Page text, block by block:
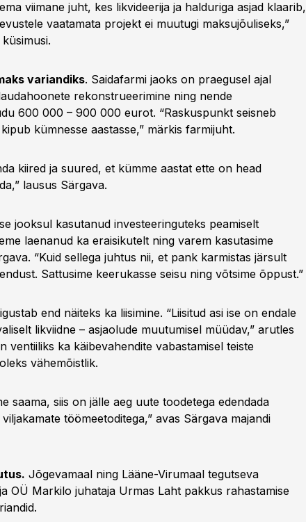
viimane juht, kes likvideerija ja halduriga asjad klaarib,
vaatamata projekt ei muutugi maksujõuliseks,”
variandiks. Saidafarmi jaoks on praegusel ajal
rekonstrueerimine ning nende
600 000 – 900 000 eurot. “Raskuspunkt seisneb
kümnesse aastasse,” märkis farmijuht.
kiired ja suured, et kümme aastat ette on head
lausus Särgava.
jooksul kasutanud investeeringuteks peamiselt
laenanud ka eraisikutelt ning varem kasutasime
“Kuid sellega juhtus nii, et pank karmistas järsult
Sattusime keerukasse seisu ning võtsime õppust.”
end näiteks ka liisimine. “Liisitud asi ise on endale
likviidne – asjaolude muutumisel müüdav,” arutles
ventiiliks ka käibevahendite vabastamisel teiste
vähemõistlik.
saama, siis on jälle aeg uute toodetega edendada
töömeetoditega,” avas Särgava majandi
Jõgevamaal ning Lääne-Virumaal tegutseva
OÜ Markilo juhataja Urmas Laht pakkus rahastamise